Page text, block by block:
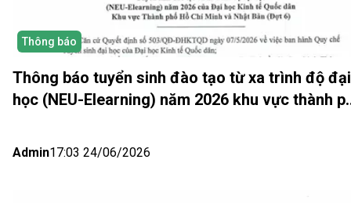
Thông báo
Thông báo tuyển sinh đào tạo từ xa trình độ đại
học (NEU-Elearning) năm 2026 khu vực thành
Admin17:03 24/06/2026